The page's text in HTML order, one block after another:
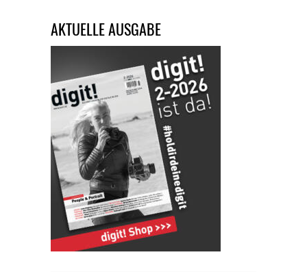
AKTUELLE AUSGABE